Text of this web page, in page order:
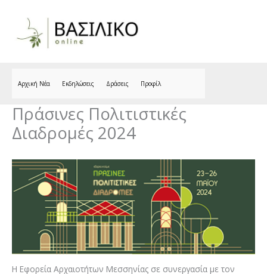
Αρχική Νέα Εκδηλώσεις Δράσεις Προφίλ
Πράσινες Πολιτιστικές
Διαδρομές 2024
Η Εφορεία Αρχαιοτήτων Μεσσηνίας σε συνεργασία με τον